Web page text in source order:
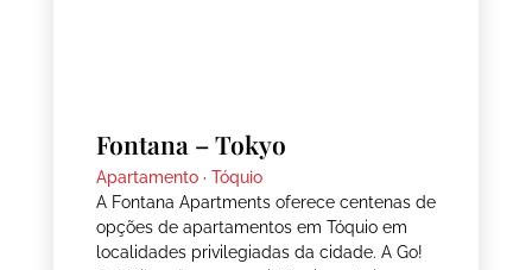
Fontana – Tokyo
Apartamento · Tóquio
A Fontana Apartments oferece centenas de
opções de apartamentos em Tóquio em
localidades privilegiadas da cidade. A Go!